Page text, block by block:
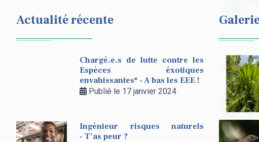
Actualité récente
Chargé.e.s de lutte contre les
Espèces éxotiques
envahissantes* - A bas les EEE !
Publié le 17 janvier 2024
Ingénieur risques naturels
- T’as peur ?